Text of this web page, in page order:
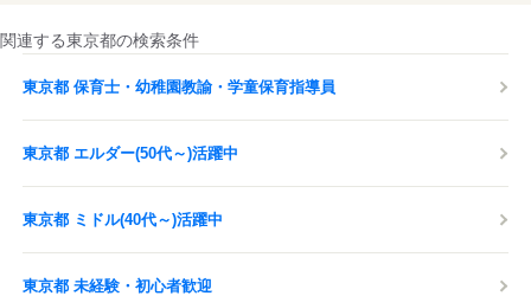
関連する東京都の検索条件
東京都 保育士・幼稚園教諭・学童保育指導員
東京都 エルダー(50代～)活躍中
東京都 ミドル(40代～)活躍中
東京都 未経験・初心者歓迎